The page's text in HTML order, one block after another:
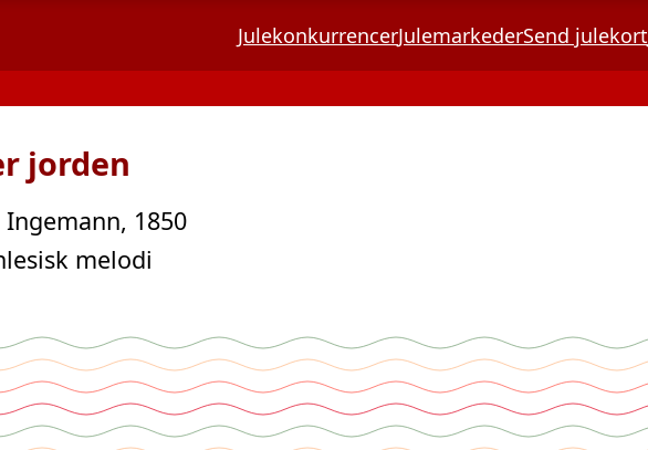
JulekonkurrencerJulemarkederSend julekort
jorden
Ingemann, 1850
melodi